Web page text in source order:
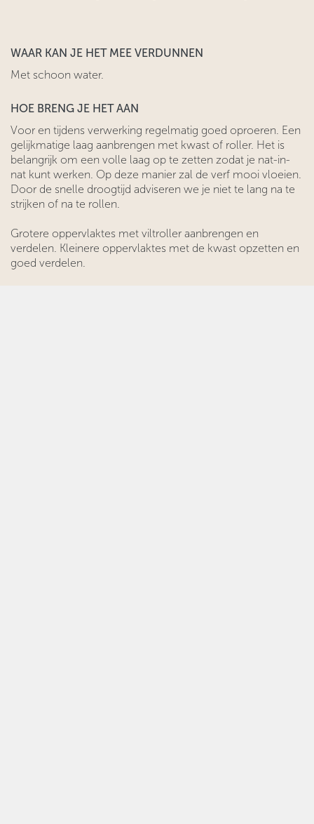
WAAR KAN JE HET MEE VERDUNNEN
Met schoon water.
HOE BRENG JE HET AAN
Voor en tijdens verwerking regelmatig goed oproeren. Een
gelijkmatige laag aanbrengen met kwast of roller. Het is
belangrijk om een volle laag op te zetten zodat je nat-in-
nat kunt werken. Op deze manier zal de verf mooi vloeien.
Door de snelle droogtijd adviseren we je niet te lang na te
strijken of na te rollen.
Grotere oppervlaktes met viltroller aanbrengen en
verdelen. Kleinere oppervlaktes met de kwast opzetten en
goed verdelen.